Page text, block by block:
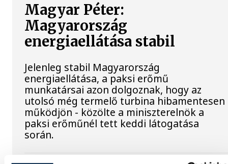
Magyar Péter:
Magyarország
energiaellátása stabil
Jelenleg stabil Magyarország
energiaellátása, a paksi erőmű
munkatársai azon dolgoznak, hogy az
utolsó még termelő turbina hibamentesen
működjön - közölte a miniszterelnök a
paksi erőműnél tett keddi látogatása
során.